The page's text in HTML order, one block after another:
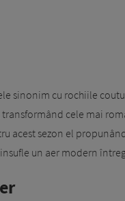
sinonim cu rochiile
cele mai
acest sezon el
un aer modern